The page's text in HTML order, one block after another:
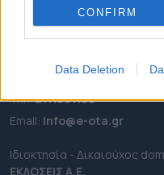
CONFIRM
Data Deletion
e-ota.gr | Ταυτότητα
Λεωφόρος
Καλλιθέα Αττικής
Τηλ:2111091100
Εmail: info@e-ota.gr
Ιδιοκτησία - Δικαιούχος
ΕΚΔΟΣΕΙΣ A.E.